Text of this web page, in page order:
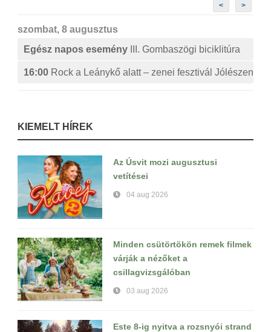
< >
szombat, 8 augusztus
Egész napos esemény
III. Gombaszögi biciklitúra
16:00 Rock a Leánykő alatt – zenei fesztivál Jólészen
KIEMELT HÍREK
Az Úsvit mozi augusztusi
vetítései
04 aug 2026
Minden csütörtökön remek filmek
várják a nézőket a
csillagvizsgálóban
03 aug 2026
Este 8-ig nyitva a rozsnyói strand